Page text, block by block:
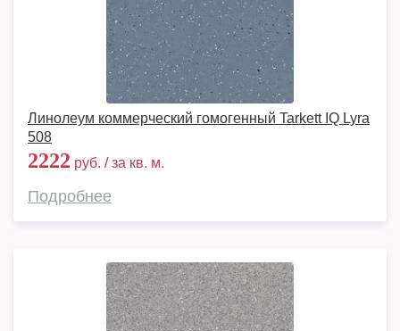
Линолеум коммерческий гомогенный Tarkett IQ Lyra
508
2222 руб. / за кв. м.
Подробнее